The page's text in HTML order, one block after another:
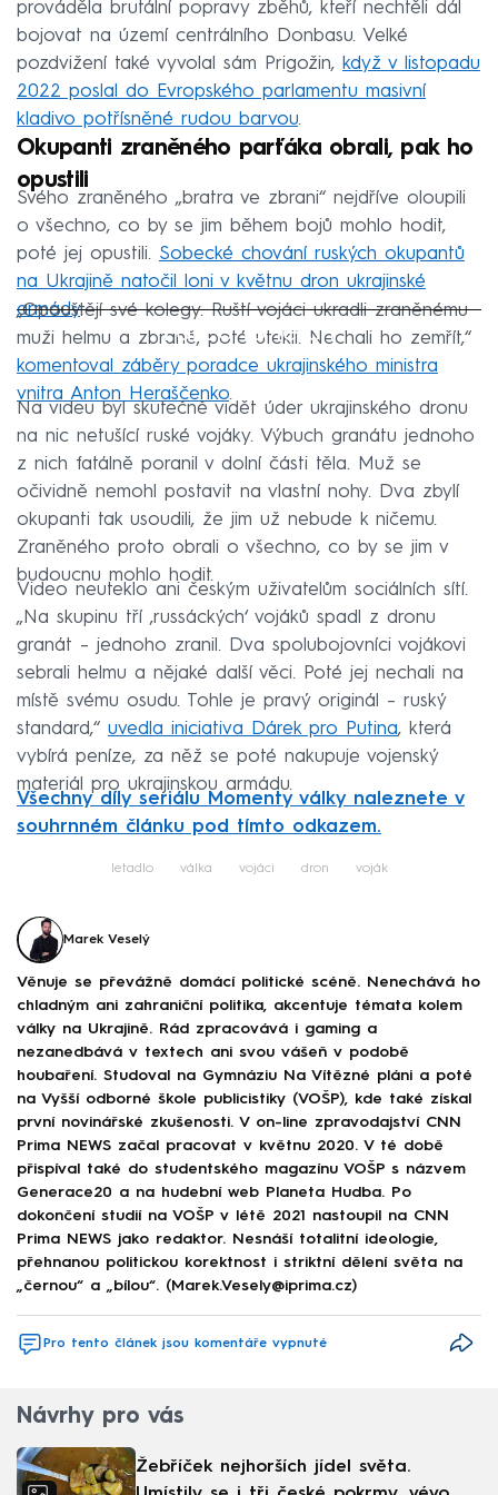
prováděla brutální popravy zběhů, kteří nechtěli dál
bojovat na území centrálního Donbasu. Velké
pozdvižení také vyvolal sám Prigožin, když v listopadu
2022 poslal do Evropského parlamentu masivní
kladivo potřísněné rudou barvou.
Okupanti zraněného parťáka obrali, pak ho
opustili
Svého zraněného „bratra ve zbrani“ nejdříve oloupili
o všechno, co by se jim během bojů mohlo hodit,
poté jej opustili. Sobecké chování ruských okupantů
na Ukrajině natočil loni v květnu dron ukrajinské
armády.
Failed to fetch
„Opouštějí své kolegy. Ruští vojáci ukradli zraněnému
muži helmu a zbraně, poté utekli. Nechali ho zemřít,“
komentoval záběry poradce ukrajinského ministra
vnitra Anton Heraščenko.
Na videu byl skutečně vidět úder ukrajinského dronu
na nic netušící ruské vojáky. Výbuch granátu jednoho
z nich fatálně poranil v dolní části těla. Muž se
očividně nemohl postavit na vlastní nohy. Dva zbylí
okupanti tak usoudili, že jim už nebude k ničemu.
Zraněného proto obrali o všechno, co by se jim v
budoucnu mohlo hodit.
Video neuteklo ani českým uživatelům sociálních sítí.
„Na skupinu tří ‚russáckých‘ vojáků spadl z dronu
granát – jednoho zranil. Dva spolubojovníci vojákovi
sebrali helmu a nějaké další věci. Poté jej nechali na
místě svému osudu. Tohle je pravý originál – ruský
standard,“ uvedla iniciativa Dárek pro Putina, která
vybírá peníze, za něž se poté nakupuje vojenský
materiál pro ukrajinskou armádu.
Všechny díly seriálu Momenty války naleznete v
souhrnném článku pod tímto odkazem.
letadlo válka vojáci dron voják
Marek Veselý
Věnuje se převážně domácí politické scéně. Nenechává ho
chladným ani zahraniční politika, akcentuje témata kolem
války na Ukrajině. Rád zpracovává i gaming a
nezanedbává v textech ani svou vášeň v podobě
houbaření. Studoval na Gymnáziu Na Vítězné pláni a poté
na Vyšší odborné škole publicistiky (VOŠP), kde také získal
první novinářské zkušenosti. V on-line zpravodajství CNN
Prima NEWS začal pracovat v květnu 2020. V té době
přispíval také do studentského magazínu VOŠP s názvem
Generace20 a na hudební web Planeta Hudba. Po
dokončení studií na VOŠP v létě 2021 nastoupil na CNN
Prima NEWS jako redaktor. Nesnáší totalitní ideologie,
přehnanou politickou korektnost i striktní dělení světa na
„černou“ a „bílou“. (Marek.Vesely@iprima.cz)
Pro tento článek jsou komentáře vypnuté
Návrhy pro vás
Žebříček nejhorších jídel světa.